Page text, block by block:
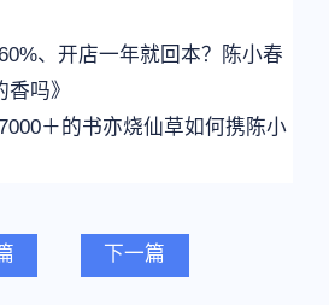
、开店一年就回本？陈小春
吗》
＋的书亦烧仙草如何携陈小
下一篇